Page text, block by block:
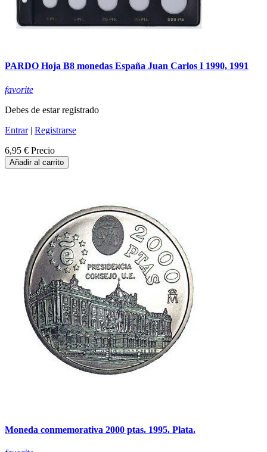
PARDO Hoja B8 monedas España Juan Carlos I 1990, 1991
favorite
Debes de estar registrado
Entrar| Registrarse
6,95 € Precio
Añadir al carrito
Moneda conmemorativa 2000 ptas. 1995. Plata.